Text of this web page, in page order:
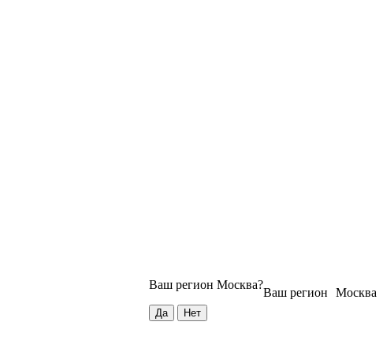
Москва
Ваш регион
Ваш регион Москва?